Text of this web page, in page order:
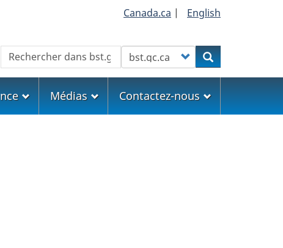
Canada.ca | English
Rechercher Customize your searchRechercher
Médias Contactez-nous